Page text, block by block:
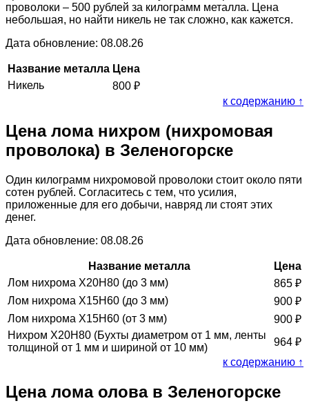
проволоки – 500 рублей за килограмм металла. Цена
небольшая, но найти никель не так сложно, как кажется.
Дата обновление: 08.08.26
Название металла Цена
Никель
800 ₽
к содержанию ↑
Цена лома нихром (нихромовая
проволока) в Зеленогорске
Один килограмм нихромовой проволоки стоит около пяти
сотен рублей. Согласитесь с тем, что усилия,
приложенные для его добычи, навряд ли стоят этих
денег.
Дата обновление: 08.08.26
Название металла
Цена
Лом нихрома Х20Н80 (до 3 мм)
865 ₽
Лом нихрома Х15Н60 (до 3 мм)
900 ₽
Лом нихрома Х15Н60 (от 3 мм)
900 ₽
Нихром Х20Н80 (Бухты диаметром от 1 мм, ленты
толщиной от 1 мм и шириной от 10 мм)
964 ₽
к содержанию ↑
Цена лома олова в Зеленогорске